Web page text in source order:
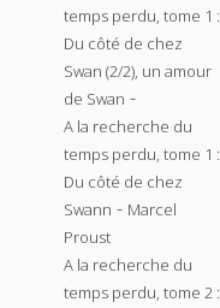
temps perdu, tome 1 :
Du côté de chez
Swan (2/2), un amour
de Swan -
A la recherche du
temps perdu, tome 1 :
Du côté de chez
Swann - Marcel
Proust
A la recherche du
temps perdu, tome 2 :